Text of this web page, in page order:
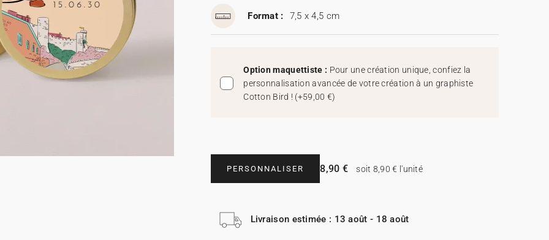
Format : 7,5 x 4,5 cm
Option maquettiste : Pour une création unique, confiez la
personnalisation avancée de votre création à un graphiste
Cotton Bird ! (+59,00 €)
PERSONNALISER 8,90 € soit 8,90 € l'unité
Livraison estimée : 13 août - 18 août